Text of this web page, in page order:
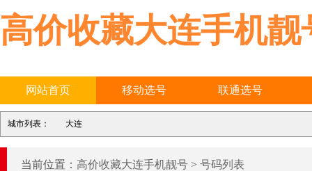
高价收藏大连手机靓
网站首页 移动选号 联通选号
城市列表： 大连
当前位置： 高价收藏大连手机靓号 > 号码列表